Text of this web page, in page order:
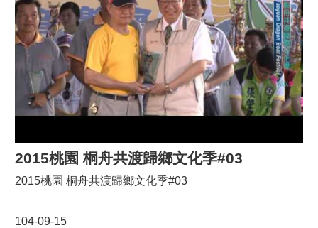
2015桃園 桐舟共渡歸鄉文化季#03
104-09-15
2015桃園 桐舟共渡歸鄉文化季#03